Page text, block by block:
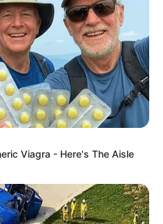
Viagra - Here's The Aisle